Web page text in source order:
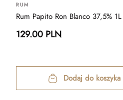
RUM
Rum Papito Ron Blanco 37,5% 1L
129.00 PLN
Dodaj do koszyka